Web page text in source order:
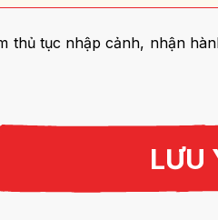
thủ tục nhập cảnh, nhận
LƯU